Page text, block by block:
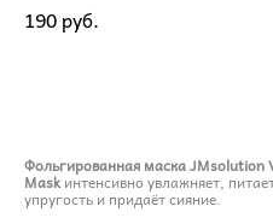
190 pуб.
Фольгированная маска JMsolution
Maskинтенсивно увлажняет,
упругость и придаёт сияние.